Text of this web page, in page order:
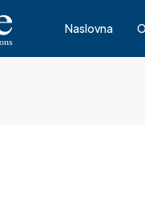
Naslovna